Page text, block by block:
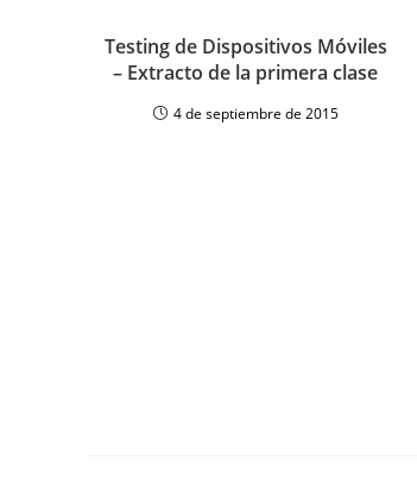
Testing de Dispositivos Móviles
– Extracto de la primera clase
4 de septiembre de 2015